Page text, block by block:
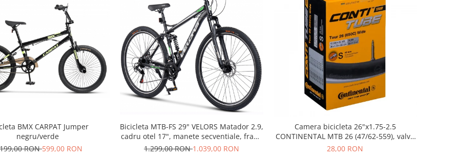
BMX CARPAT Jumper
negru/verde
RON599,00 RON
Bicicleta MTB-FS 29" VELORS Matador 2.9,
cadru otel 17", manete secventiale, frane
disc, 21 viteze, negru/verde
1.299,00 RON1.039,00 RON
Camera bicicleta 26"x1.75-2.5
CONTINENTAL MTB 26 (47/62-559), valva
FV42
28,00 RON